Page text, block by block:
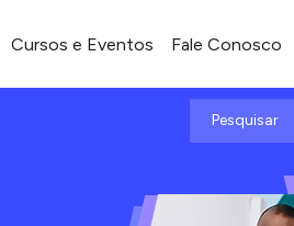
Cursos e Eventos Fale Conosco